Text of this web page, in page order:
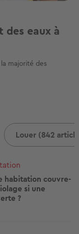
eaux à
majorité des
Louer (842
habitation couvre-
si une
?